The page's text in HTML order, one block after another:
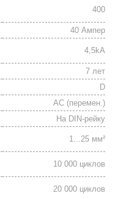
400
40 Ампер
4,5kА
7 лет
D
АС (перемен.)
На DIN-рейку
1...25 мм²
10 000 циклов
20 000 циклов